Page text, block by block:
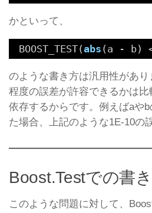
かといって、
BOOST_TEST(abs (a - b)
のような書き方は汎用性があ
程度の誤差が許容できるかは
依存するからです。例えばaや
た場合、上記のような1E-10の
Boost.Testでの書
このような問題に対して、